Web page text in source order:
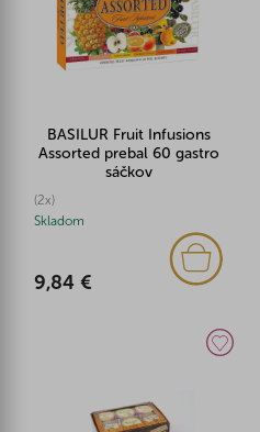
BASILUR Fruit Infusions
Assorted prebal 60 gastro
sáčkov
(2x)
Skladom
9,84 €